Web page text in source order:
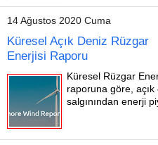
14 Ağustos 2020 Cuma
Küresel Açık Deniz Rüzgar
Enerjisi Raporu
Küresel Rüzgar
raporuna göre, açık
salgınından enerji